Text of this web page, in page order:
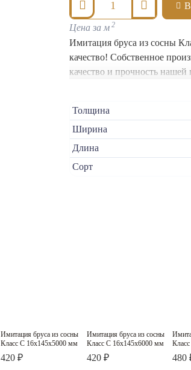
Толщина
Ширина
Длина
Сорт
Имитация бруса из сосны
качество! Собственное
качество и прочность нашей
Цена за м2
Класс C
Имитация бруса из сосны
Класс C 16х145х5000 мм
420 ₽
Класс C
Имитация бруса из сосны
Класс C 16х145х6000 мм
420 ₽ 480